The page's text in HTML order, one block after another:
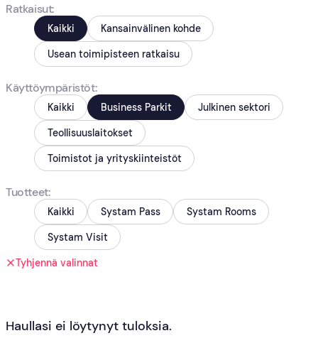
Ratkaisut
Kaikki
Kansainvälinen kohde
Usean toimipisteen ratkaisu
Käyttöympäristöt
Kaikki Business Parkit
Julkinen sektori
Teollisuuslaitokset
Toimistot ja yrityskiinteistöt
Tuotteet
Kaikki Systam Pass
Systam Rooms
Systam Visit
Tyhjennä valinnat
Haullasi ei löytynyt tuloksia.